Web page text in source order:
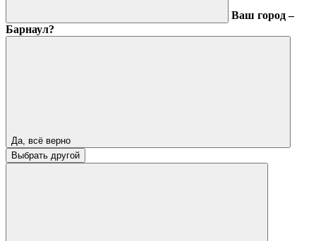
Ваш город –
Барнаул?
Да, всё верно
Выбрать другой